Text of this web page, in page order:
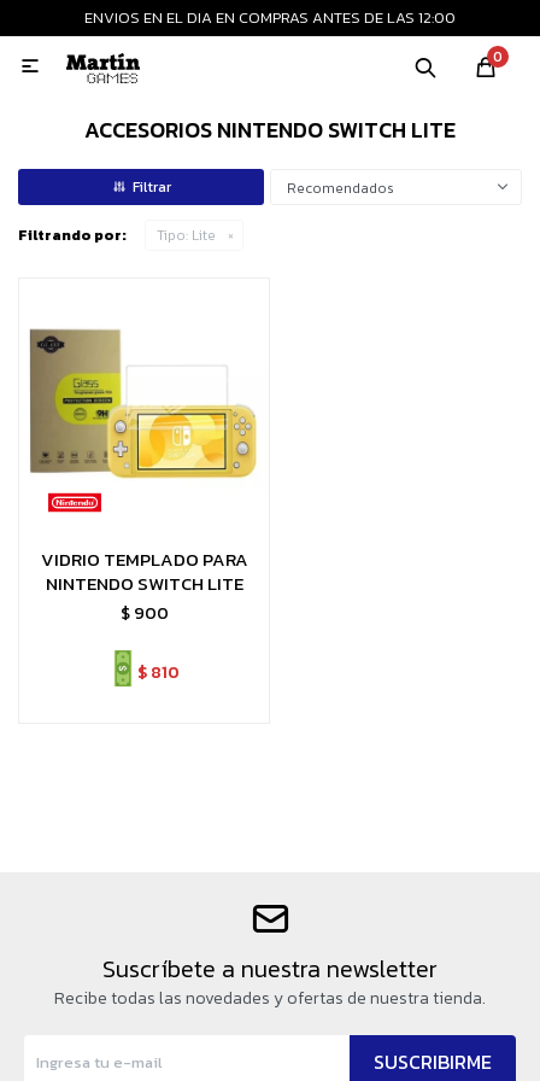
ENVIOS EN EL DIA EN COMPRAS ANTES DE LAS 12:00
0

ACCESORIOS NINTENDO SWITCH LITE
Recomendados
Filtrando por: Tipo: Lite
VIDRIO TEMPLADO PARA
NINTENDO SWITCH LITE
$ 900
$810
Suscríbete a nuestra newsletter
Recibe todas las novedades y ofertas de nuestra tienda.
SUSCRIBIRME
MI CUENTA
Consolas nuevas
Juegos
Accesorios